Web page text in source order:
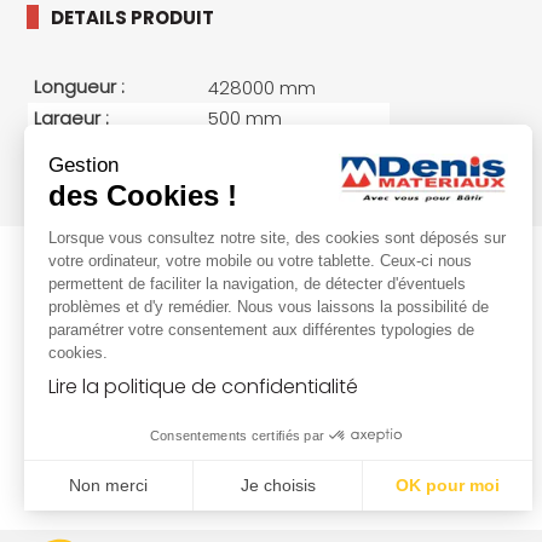
DETAILS PRODUIT
Longueur :
428000 mm
Largeur :
500 mm
Poids :
1000 kg/unité(s)
Gestion
des Cookies !
Lorsque vous consultez notre site, des cookies sont déposés sur
votre ordinateur, votre mobile ou votre tablette. Ceux-ci nous
permettent de faciliter la navigation, de détecter d'éventuels
problèmes et d'y remédier. Nous vous laissons la possibilité de
paramétrer votre consentement aux différentes typologies de
cookies.
Lire la politique de confidentialité
Consentements certifiés par
Non merci Je choisis OK pour moi